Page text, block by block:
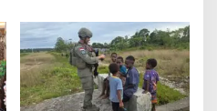
Pererat Kedekatan dengan
Masyarakat